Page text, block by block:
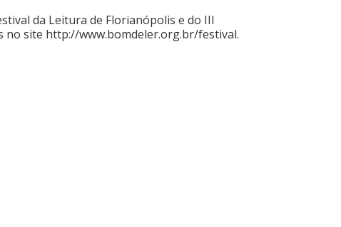
da Leitura de Florianópolis e do III
no site http://www.bomdeler.org.br/festival.